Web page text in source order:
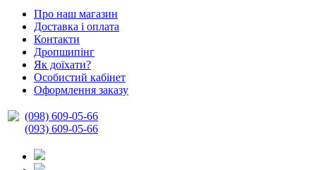
Про наш магазин
Доставка і оплата
Контакти
Дропшипінг
Як доїхати?
Особистий кабінет
Оформлення заказу
(098) 609-05-66
(093) 609-05-66